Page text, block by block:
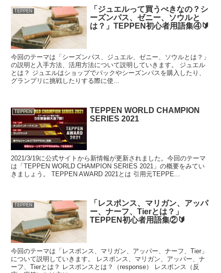
TEPPEN
「ジュエルって買うべきなの？シ
ーズンパス、ゼニー、ソウルと
は？」TEPPEN初心者用語集④🔰
今回のテーマは「シーズンパス、ジュエル、ゼニー、ソウルとは？」
の説明と入手方法、活用方法について説明していきます。 ジュエル
とは？ ジュエルはショップでパックやシーズンパスを購入したり、
グランプリに挑戦したりする際に使...
TEPPEN
TEPPEN WORLD CHAMPION
SERIES 2021
2021/3/19に公式サイトから新情報が更新されました。今回のテーマ
は「TEPPEN WORLD CHAMPION SERIES 2021」の概要をみてい
きましょう。 TEPPEN AWARD 2021とは 引用元TEPPE...
TEPPEN
「レスポンス、マリガン、アッパ
ー、ナーフ、Tierとは？」
TEPPEN初心者用語集②🔰
今回のテーマは「レスポンス、マリガン、アッパー、ナーフ、Tier」
について説明していきます。 レスポンス、マリガン、アッパー、ナ
ーフ、Tierとは？ レスポンスとは？（response） レスポンス（反